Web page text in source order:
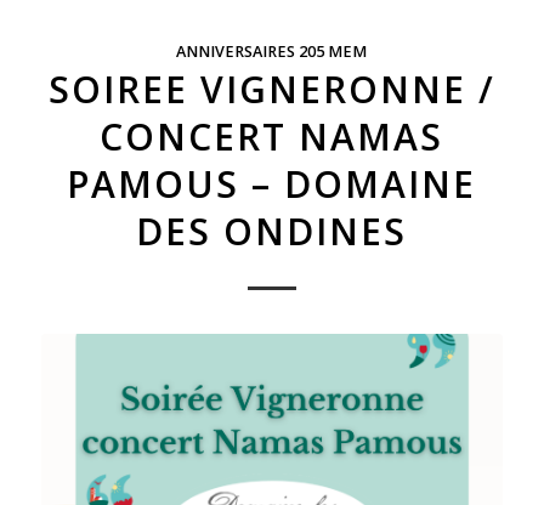
ANNIVERSAIRES 205 MEM
SOIREE VIGNERONNE /
CONCERT NAMAS
PAMOUS – DOMAINE
DES ONDINES